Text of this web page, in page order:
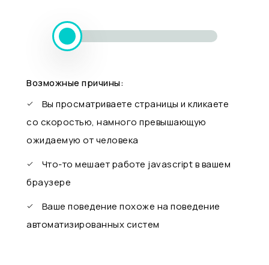
Возможные причины:
Вы просматриваете страницы и кликаете
со скоростью, намного превышающую
ожидаемую от человека
Что-то мешает работе javascript в вашем
браузере
Ваше поведение похоже на поведение
автоматизированных систем